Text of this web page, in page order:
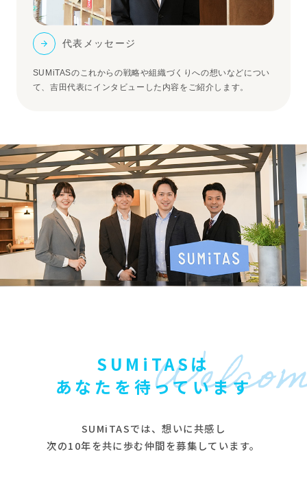
代表メッセージ
SUMiTASのこれからの戦略や組織づくりへの想いなどについ
て、吉田代表にインタビューした内容をご紹介します。
SUMiTASは
あなたを待っています
SUMiTASでは、想いに共感し
次の10年を共に歩む仲間を募集しています。